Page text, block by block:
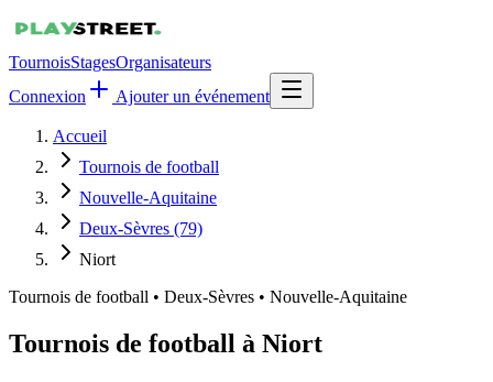
TournoisStagesOrganisateurs
Connexion
Ajouter un événement
Accueil
Tournois de football
Nouvelle-Aquitaine
Deux-Sèvres (79)
Niort
Tournois de football • Deux-Sèvres • Nouvelle-Aquitaine
Tournois de football à Niort